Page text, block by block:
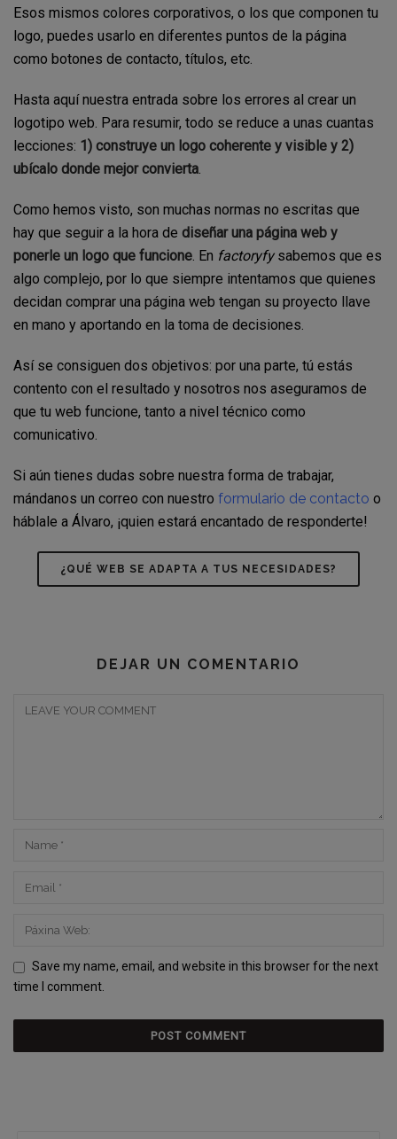
Esos mismos colores corporativos, o los que componen tu
logo, puedes usarlo en diferentes puntos de la página
como botones de contacto, títulos, etc.
Hasta aquí nuestra entrada sobre los errores al crear un
logotipo web. Para resumir, todo se reduce a unas cuantas
lecciones: 1) construye un logo coherente y visible y 2)
ubícalo donde mejor convierta.
Como hemos visto, son muchas normas no escritas que
hay que seguir a la hora de diseñar una página web y
ponerle un logo que funcione. En factoryfysabemos que es
algo complejo, por lo que siempre intentamos que quienes
decidan comprar una página web tengan su proyecto llave
en mano y aportando en la toma de decisiones.
Así se consiguen dos objetivos: por una parte, tú estás
contento con el resultado y nosotros nos aseguramos de
que tu web funcione, tanto a nivel técnico como
comunicativo.
Si aún tienes dudas sobre nuestra forma de trabajar,
mándanos un correo con nuestro formulario de contacto o
háblale a Álvaro, ¡quien estará encantado de responderte!
¿QUÉ WEB SE ADAPTA A TUS NECESIDADES?
DEJAR UN COMENTARIO
Save my name, email, and website in this browser for the next
time I comment.